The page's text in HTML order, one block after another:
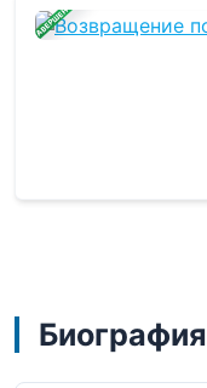
ЗАВЕРШЕНА
Биография